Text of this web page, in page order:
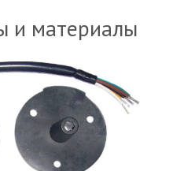
и материалы